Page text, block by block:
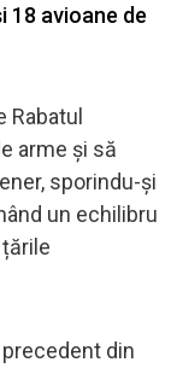
18 avioane de
Rabatul
arme și să
sporindu-și
un echilibru
din